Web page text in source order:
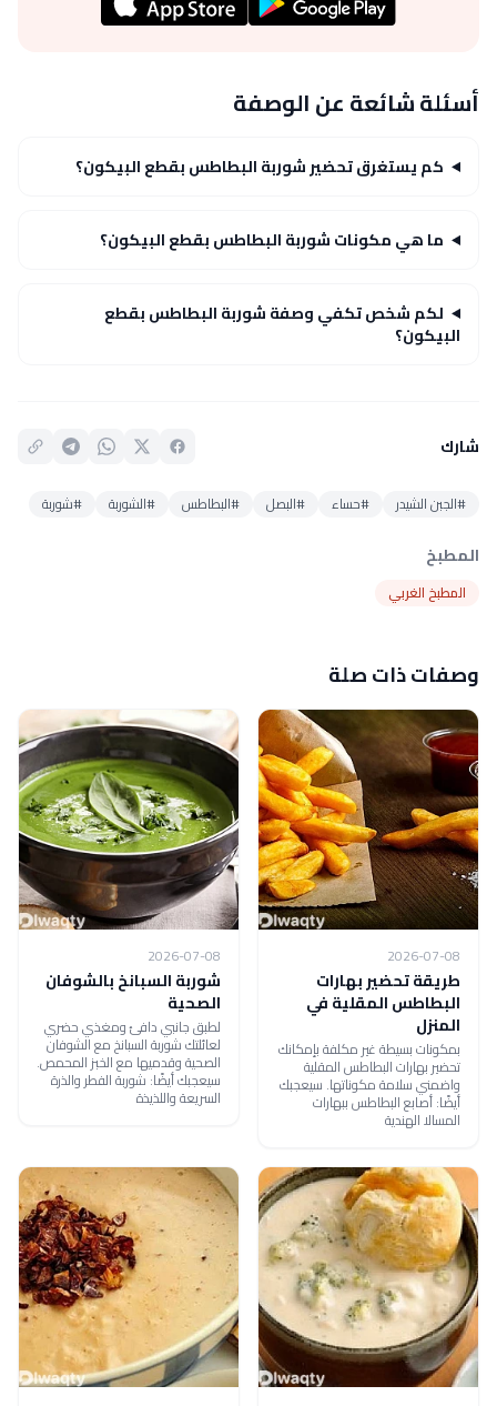
أسئلة شائعة عن الوصفة
كم يستغرق تحضير شوربة البطاطس بقطع البيكون؟
ما هي مكونات شوربة البطاطس بقطع البيكون؟
لكم شخص تكفي وصفة شوربة البطاطس بقطع
البيكون؟
شارك
#الجبن الشيدر #حساء #البصل #البطاطس #الشوربة #شوربة
المطبخ
المطبخ الغربي
وصفات ذات صلة
2026-07-08
طريقة تحضير بهارات
البطاطس المقلية في
المنزل
بمكونات بسيطة غير مكلفة بإمكانك
تحضير بهارات البطاطس المقلية
واضمني سلامة مكوناتها. سيعجبك
أيضًا: أصابع البطاطس ببهارات
المسالا الهندية
2026-07-08
شوربة السبانخ بالشوفان
الصحية
لطبق جانبي دافئ ومغذي حضري
لعائلتك شوربة السبانخ مع الشوفان
الصحية وقدميها مع الخبز المحمص.
سيعجبك أيضًا: شوربة الفطر والذرة
السريعة واللذيذة